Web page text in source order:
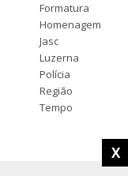
X
Formatura
Homenagem
Jasc
Luzerna
Polícia
Região
Tempo